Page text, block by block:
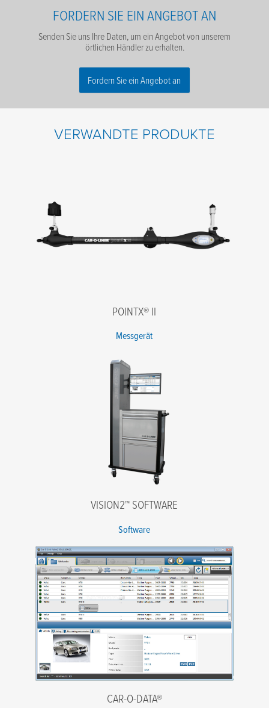
FORDERN SIE EIN ANGEBOT AN
Senden Sie uns Ihre Daten, um ein Angebot von unserem
örtlichen Händler zu erhalten.
Fordern Sie ein Angebot an
Telefone*
Firmennamen*
VERWANDTE PRODUKTE
POINTX® II
Messgerät
VISION2™ SOFTWARE
Software
CAR-O-DATA®